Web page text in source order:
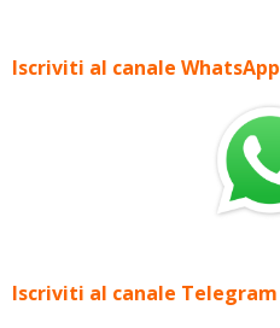
Iscriviti al canale WhatsApp
Iscriviti al canale Telegram